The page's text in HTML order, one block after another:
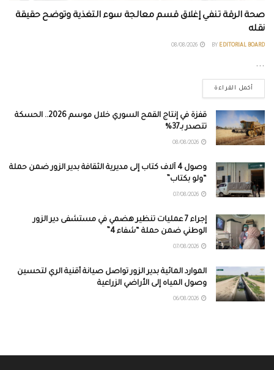
صحة الرقة تنفي إغلاق قسم معالجة سوء التغذية وتوضح حقيقة
نقله
BY EDITORIAL BOARD
...
أكمل القراءة
قفزة في إنتاج القمح السوري خلال موسم 2026.. الحسكة
تتصدر بـ37%
وصول 4 آلاف كتاب إلى مديرية الثقافة بدير الزور ضمن حملة
“ولو بكتاب”
إجراء 7 عمليات تنظير هضمي في مستشفى دير الزور
الوطني ضمن حملة “شفاء 4”
الموارد المائية بدير الزور تواصل صيانة أقنية الري لتحسين
وصول المياه إلى الأراضي الزراعية